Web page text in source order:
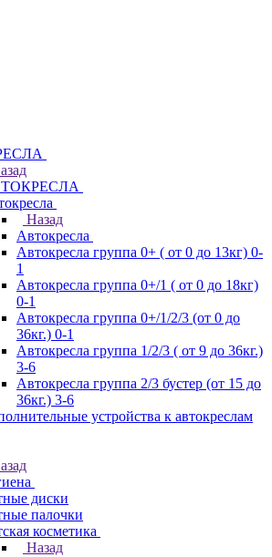
Назад
Автокресла
Автокресла группа 0+ ( от 0 до 13кг) 0-
1
Автокресла группа 0+/1 ( от 0 до 18кг)
0-1
Автокресла группа 0+/1/2/3 (от 0 до
36кг.) 0-1
Автокресла группа 1/2/3 ( от 9 до 36кг.)
3-6
Автокресла группа 2/3 бустер (от 15 до
36кг.) 3-6
устройства к автокреслам
диски
палочки
косметика
Назад